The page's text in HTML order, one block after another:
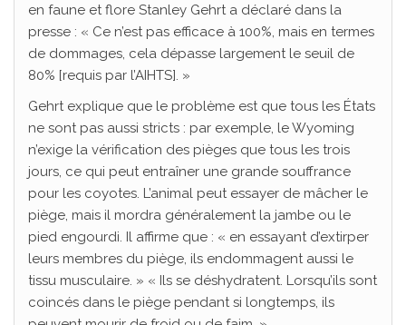
en faune et flore Stanley Gehrt a déclaré dans la
presse : « Ce n’est pas efficace à 100%, mais en termes
de dommages, cela dépasse largement le seuil de
80% [requis par l’AIHTS]. »
Gehrt explique que le problème est que tous les États
ne sont pas aussi stricts : par exemple, le Wyoming
n’exige la vérification des pièges que tous les trois
jours, ce qui peut entraîner une grande souffrance
pour les coyotes. L’animal peut essayer de mâcher le
piège, mais il mordra généralement la jambe ou le
pied engourdi. Il affirme que : « en essayant d’extirper
leurs membres du piège, ils endommagent aussi le
tissu musculaire. » « Ils se déshydratent. Lorsqu’ils sont
coincés dans le piège pendant si longtemps, ils